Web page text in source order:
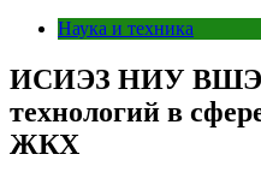
Наука и техника
ИСИЭЗ НИУ ВШЭ
технологий в
ЖКХ